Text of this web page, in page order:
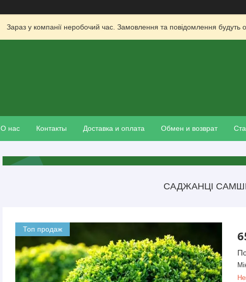
Зараз у компанії неробочий час. Замовлення та повідомлення будуть
О нас Контакты Доставка и оплата Обмен и возврат
САДЖАНЦІ
Топ продаж